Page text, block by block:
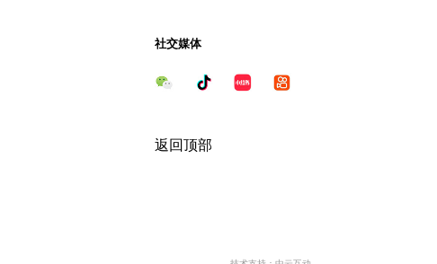
社交媒体
返回顶部